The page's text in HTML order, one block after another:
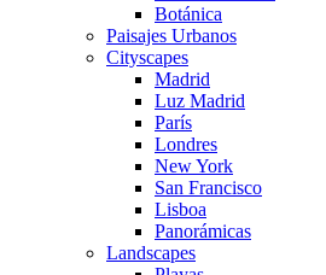
Botánica
Paisajes Urbanos
Cityscapes
Madrid
Luz Madrid
París
Londres
New York
San Francisco
Lisboa
Panorámicas
Landscapes